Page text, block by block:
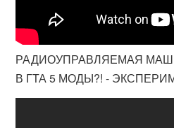
РАДИОУПРАВЛЯЕМАЯ
В ГТА 5 МОДЫ?! -